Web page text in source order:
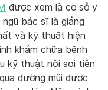
được xem là cơ sở y
bác sĩ là giảng
và kỹ thuật hiện
khám chữa bệnh
kỹ thuật nội soi tiên
đường mũi được